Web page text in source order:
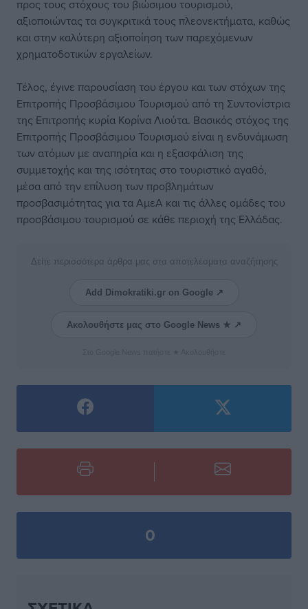
προς τους στόχους του βιώσιμου τουρισμού,
αξιοποιώντας τα συγκριτικά τους πλεονεκτήματα, καθώς
και στην καλύτερη αξιοποίηση των παρεχόμενων
χρηματοδοτικών εργαλείων.
Τέλος, έγινε παρουσίαση του έργου και των στόχων της
Επιτροπής Προσβάσιμου Τουρισμού από τη Συντονίστρια
της Επιτροπής κυρία Κορίνα Λιούτα. Βασικός στόχος της
Επιτροπής Προσβάσιμου Τουρισμού είναι η ενδυνάμωση
των ατόμων με αναπηρία και η εξασφάλιση της
συμμετοχής και της ισότητας στο τουριστικό αγαθό,
μέσα από την επίλυση των προβλημάτων
προσβασιμότητας για τα ΑμεΑ και τις άλλες ομάδες του
προσβάσιμου τουρισμού σε κάθε περιοχή της Ελλάδας.
Δείτε περισσότερα άρθρα μας στα αποτελέσματα αναζήτησης
Add Dimokratiki.gr on Google ↗
Ακολουθήστε μας στο Google News ★ ↗
0